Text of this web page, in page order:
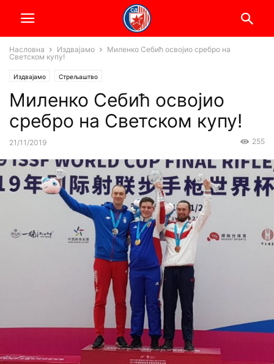
Насловна Издвајамо
Миленко Себић освојио сребро на
Светском купу!
Издвајамо Стрељаштво
Миленко Себић освојио
сребро на Светском купу!
21/11/2019 255